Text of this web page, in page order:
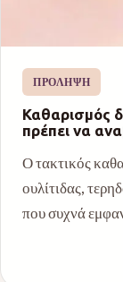
ΠΡΌΛΗΨΗ
Καθαρισμός
πρέπει να
Ο τακτικός
ουλίτιδας,
που συχνά